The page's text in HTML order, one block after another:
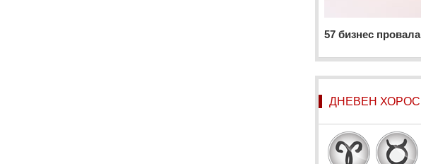
57 бизнес провала
ДНЕВЕН
Овен Телец